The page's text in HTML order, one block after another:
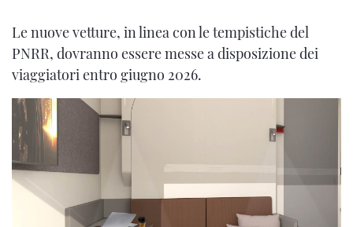
Le nuove vetture, in linea con le tempistiche del
PNRR, dovranno essere messe a disposizione dei
viaggiatori entro giugno 2026.